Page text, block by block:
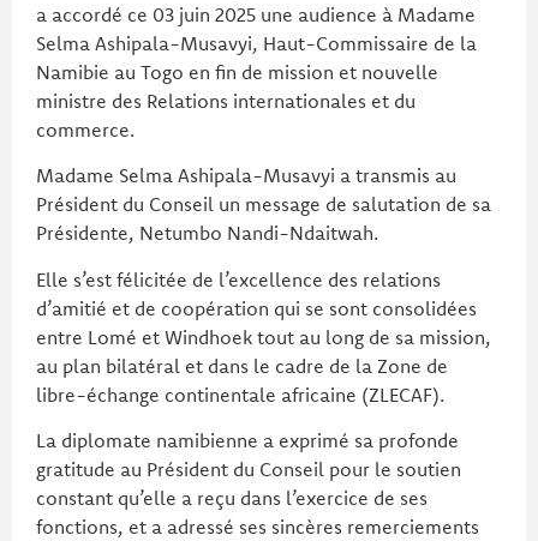
a accordé ce 03 juin 2025 une audience à Madame
Selma Ashipala-Musavyi, Haut-Commissaire de la
Namibie au Togo en fin de mission et nouvelle
ministre des Relations internationales et du
commerce.
Madame Selma Ashipala-Musavyi a transmis au
Président du Conseil un message de salutation de sa
Présidente, Netumbo Nandi-Ndaitwah.
Elle s’est félicitée de l’excellence des relations
d’amitié et de coopération qui se sont consolidées
entre Lomé et Windhoek tout au long de sa mission,
au plan bilatéral et dans le cadre de la Zone de
libre-échange continentale africaine (ZLECAF).
La diplomate namibienne a exprimé sa profonde
gratitude au Président du Conseil pour le soutien
constant qu’elle a reçu dans l’exercice de ses
fonctions, et a adressé ses sincères remerciements